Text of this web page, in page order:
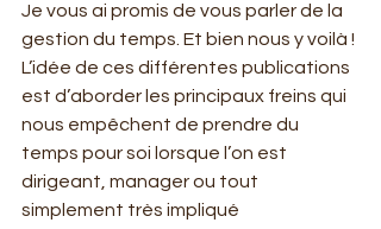
Je vous ai promis de vous parler de la
gestion du temps. Et bien nous y voilà !
L’idée de ces différentes publications
est d’aborder les principaux freins qui
nous empêchent de prendre du
temps pour soi lorsque l’on est
dirigeant, manager ou tout
simplement très impliqué